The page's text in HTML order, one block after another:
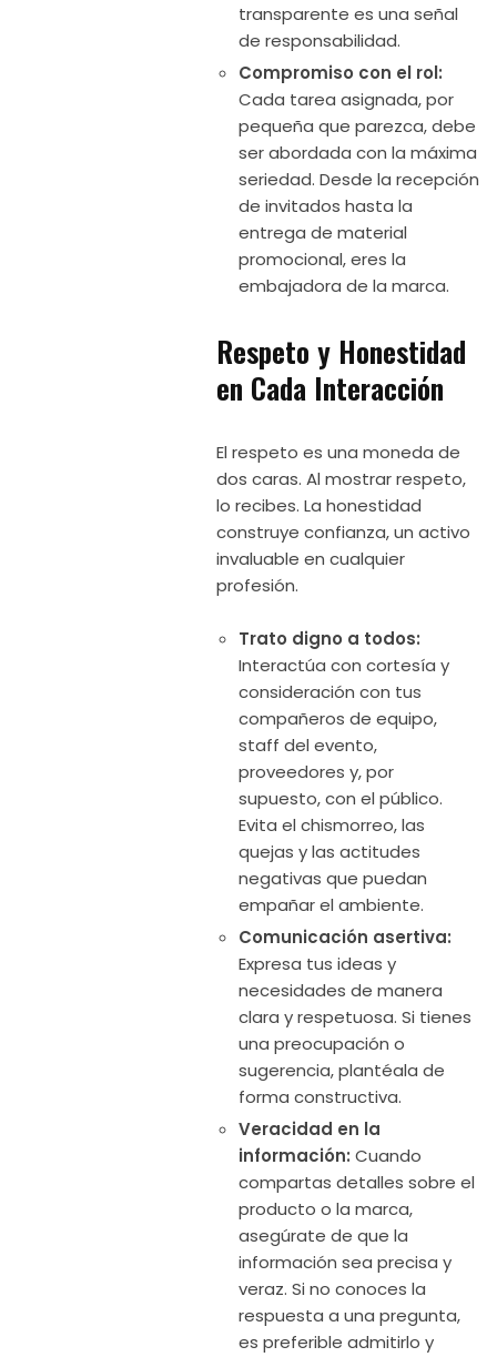
transparente es una señal
de responsabilidad.
Compromiso con el rol:
Cada tarea asignada, por
pequeña que parezca, debe
ser abordada con la máxima
seriedad. Desde la recepción
de invitados hasta la
entrega de material
promocional, eres la
embajadora de la marca.
Respeto y Honestidad
en Cada Interacción
El respeto es una moneda de
dos caras. Al mostrar respeto,
lo recibes. La honestidad
construye confianza, un activo
invaluable en cualquier
profesión.
Trato digno a todos:
Interactúa con cortesía y
consideración con tus
compañeros de equipo,
staff del evento,
proveedores y, por
supuesto, con el público.
Evita el chismorreo, las
quejas y las actitudes
negativas que puedan
empañar el ambiente.
Comunicación asertiva:
Expresa tus ideas y
necesidades de manera
clara y respetuosa. Si tienes
una preocupación o
sugerencia, plantéala de
forma constructiva.
Veracidad en la
información: Cuando
compartas detalles sobre el
producto o la marca,
asegúrate de que la
información sea precisa y
veraz. Si no conoces la
respuesta a una pregunta,
es preferible admitirlo y